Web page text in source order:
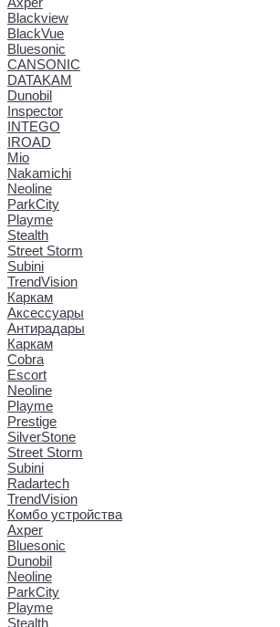
Blackview
BlackVue
Bluesonic
CANSONIC
DATAKAM
Dunobil
Inspector
INTEGO
IROAD
Mio
Nakamichi
Neoline
ParkCity
Playme
Stealth
Street Storm
Subini
TrendVision
Каркам
Аксессуары
Антирадары
Каркам
Cobra
Escort
Neoline
Playme
Prestige
SilverStone
Street Storm
Subini
Radartech
TrendVision
Комбо устройства
Axper
Bluesonic
Dunobil
Neoline
ParkCity
Playme
Stealth